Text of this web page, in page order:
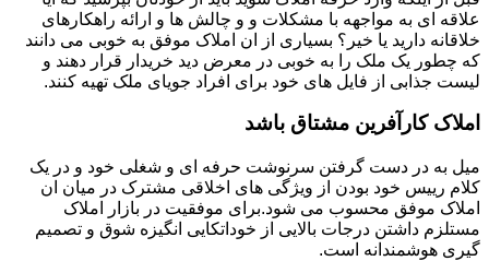
علاقه ای به مواجهه با مشکلات و و چالش ها و ارائه راهکارهای
خلاقانه دارید یا خیر؟ بسیاری از ان املاک موفق به خوبی می دانند
که چطور یک ملک را به خوبی در معرض دید خریدار قرار دهند و
لیست جذابی از فایل های خود برای افراد جویای ملک تهیه کنند.
املاک کارآفرین مشتاق باشد
میل به در دست گرفتن سرنوشت حرفه ای و شغلی خود و در یک
کلام رییس خود بودن از ویژگی های اخلاقی مشترک در میان ان
املاک موفق محسوب می شود.برای موفقیت در بازار املاک
مستلزم داشتن درجات بالایی از خوداتکایی انگیزه شوق و تصمیم
گیری هوشمندانه است.